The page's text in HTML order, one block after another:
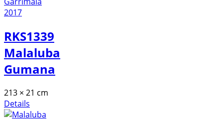
RKS1339
Malaluba
Gumana
213 × 21 cm
Details